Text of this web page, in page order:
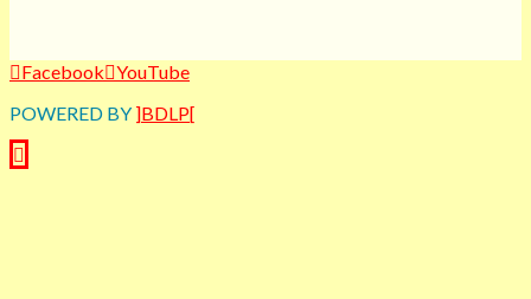
Facebook YouTube
POWERED BY ]BDLP[